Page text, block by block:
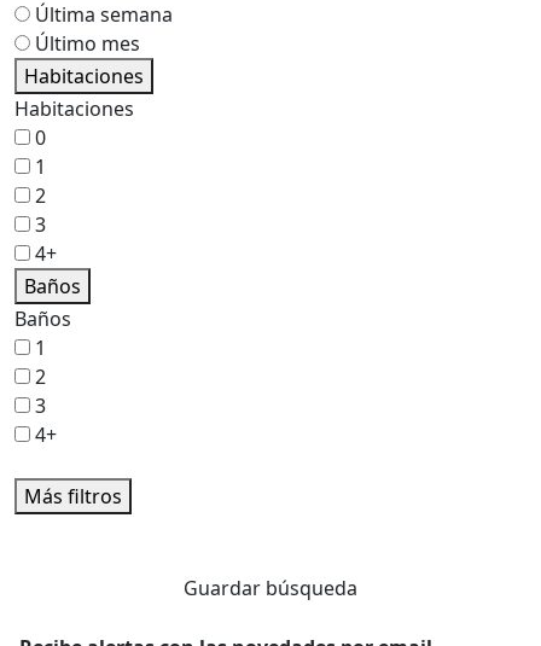
Última semana
Último mes
Habitaciones
Habitaciones
0
1
2
3
4+
Baños
Baños
1
2
3
4+
Más filtros
Guardar búsqueda